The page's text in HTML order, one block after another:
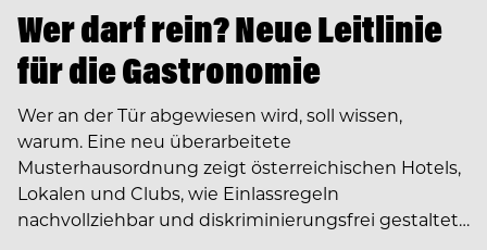
Wer darf rein? Neue Leitlinie
für die Gastronomie
Wer an der Tür abgewiesen wird, soll wissen,
warum. Eine neu überarbeitete
Musterhausordnung zeigt österreichischen Hotels,
Lokalen und Clubs, wie Einlassregeln
nachvollziehbar und diskriminierungsfrei gestaltet…